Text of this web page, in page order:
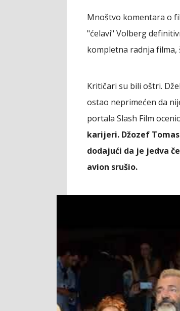
Mnoštvo komentara o
"ćelavi" Volberg
kompletna radnja filma,
Kritičari su bili oštri.
ostao neprimećen da
portala Slash Film
karijeri. Džozef
dodajući da je jedva
avion srušio.